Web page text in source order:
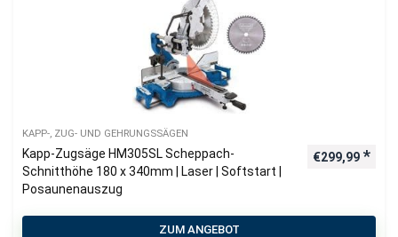
KAPP-, ZUG- UND GEHRUNGSSÄGEN
Kapp-Zugsäge HM305SL Scheppach-
Schnitthöhe 180 x 340mm | Laser | Softstart |
Posaunenauszug
€299,99
ZUM ANGEBOT